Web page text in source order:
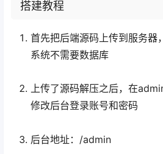
搭建教程
首先把后端源码上传到服务器
系统不需要数据库
上传了源码解压之后，在
修改后台登录账号和密码
后台地址：/admin